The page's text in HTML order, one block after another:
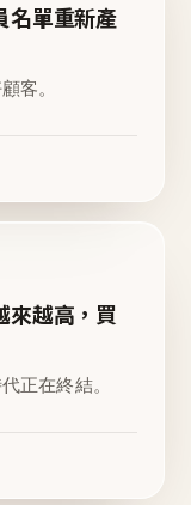
名單重新產
客。
來越高，買
正在終結。